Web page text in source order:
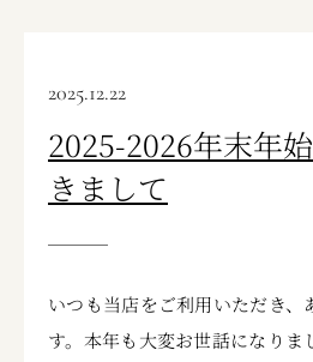
2025.12.22
2025-2026年末年
きまして
いつも当店をご利用いただき、
す。本年も大変お世話になりま